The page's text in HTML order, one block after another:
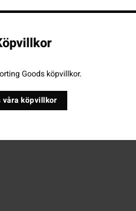
Goods köpvillkor.
våra köpvillkor